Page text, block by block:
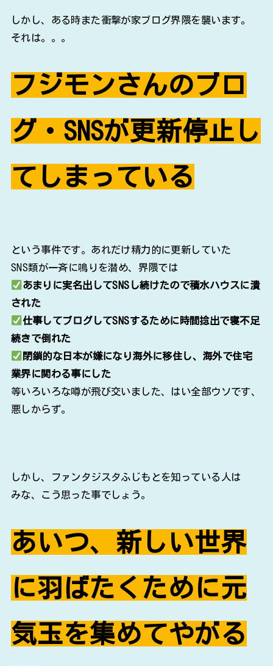
しかし、ある時また衝撃が家ブログ界隈を襲います。
それは。。。
フジモンさんのブロ
グ・SNSが更新停止し
てしまっている
という事件です。あれだけ精力的に更新していた
SNS類が一斉に鳴りを潜め、界隈では
あまりに実名出してSNSし続けたので積水ハウスに潰
された
仕事してブログしてSNSするために時間捻出で寝不足
続きで倒れた
閉鎖的な日本が嫌になり海外に移住し、海外で住宅
業界に関わる事にした
等いろいろな噂が飛び交いました、はい全部ウソです、
悪しからず。
しかし、ファンタジスタふじもとを知っている人は
みな、こう思った事でしょう。
あいつ、新しい世界
に羽ばたくために元
気玉を集めてやがる